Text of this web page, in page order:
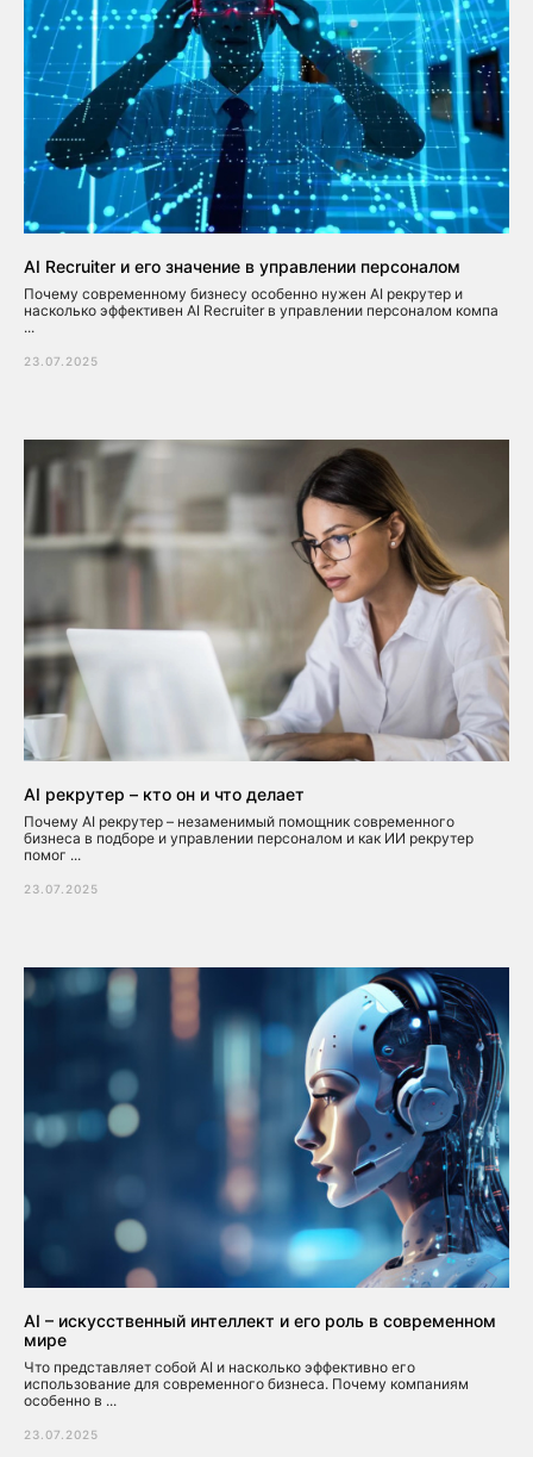
AI Recruiter и его значение в управлении персоналом
Почему современному бизнесу особенно нужен AI рекрутер и
насколько эффективен AI Recruiter в управлении персоналом компа
...
23.07.2025
AI рекрутер – кто он и что делает
Почему AI рекрутер – незаменимый помощник современного
бизнеса в подборе и управлении персоналом и как ИИ рекрутер
помог ...
23.07.2025
AI – искусственный интеллект и его роль в современном
мире
Что представляет собой AI и насколько эффективно его
использование для современного бизнеса. Почему компаниям
особенно в ...
23.07.2025